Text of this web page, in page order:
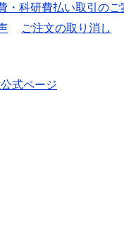
・科研費払い取引のご
ご注文の取り消し
式ページ